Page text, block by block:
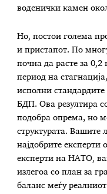
воденички камен
Но, постои голема
и пристапот. По
почна да расте за 0,2
период на
исполни
БДП. Ова резултира
подобра опрема, но
структурата. Вашите
најдобрите
експерти на НАТО,
излегоа со план за
баланс меѓу